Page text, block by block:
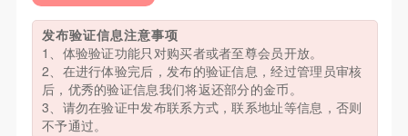
发布验证信息注意事项
1、体验验证功能只对购买者或者至尊会员开放。
2、在进行体验完后，发布的验证信息，经过管理员审核
后，优秀的验证信息我们将返还部分的金币。
3、请勿在验证中发布联系方式，联系地址等信息，否则
不予通过。